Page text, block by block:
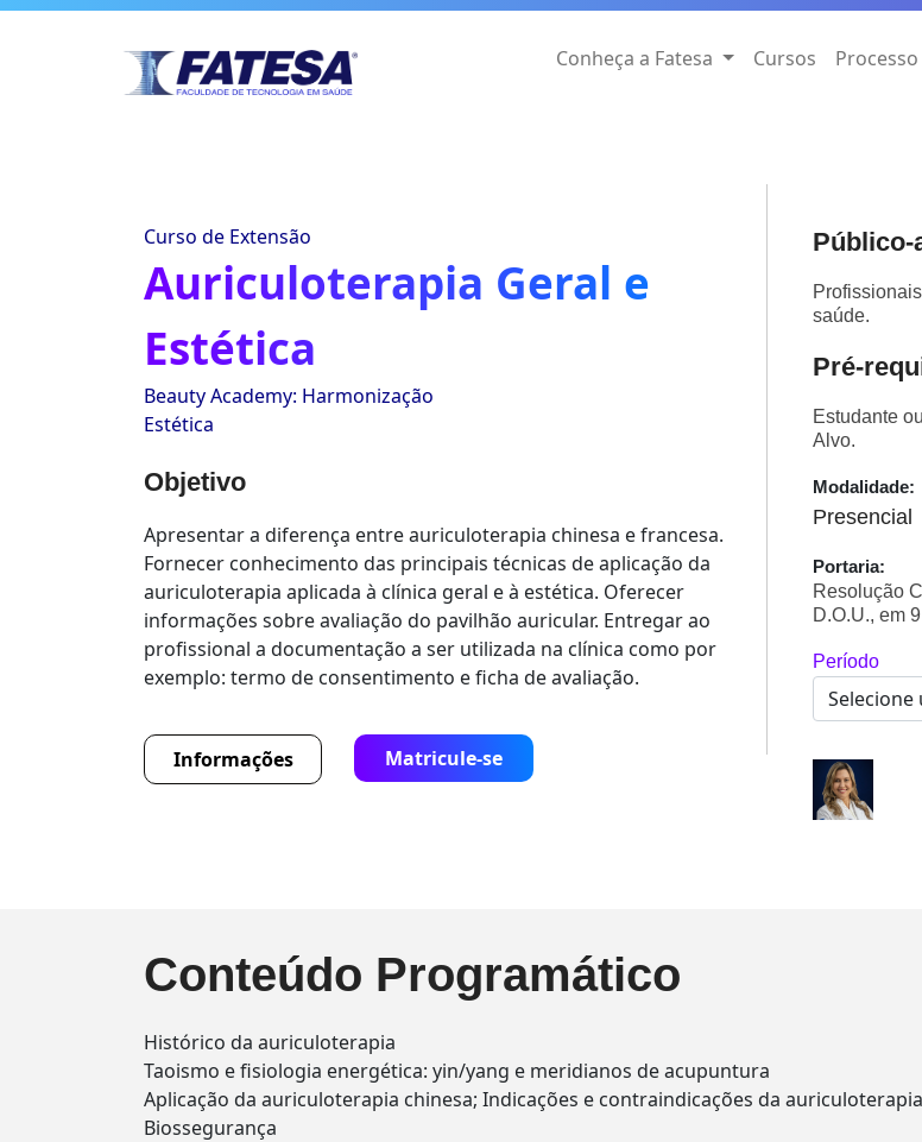
Conheça a Fatesa Cursos
Curso de Extensão
Auriculoterapia Geral e
Estética
Beauty Academy: Harmonização
Estética
Objetivo
Apresentar a diferença entre auriculoterapia chinesa e francesa.
Fornecer conhecimento das principais técnicas de aplicação da
auriculoterapia aplicada à clínica geral e à estética. Oferecer
informações sobre avaliação do pavilhão auricular. Entregar ao
profissional a documentação a ser utilizada na clínica como por
exemplo: termo de consentimento e ficha de avaliação.
Informações Matricule-se
Público-
saúde.
Pré-
Estudante
Alvo.
Modalidade:
Presencial
Portaria:
Resolução
D.O.U., em
Período
Conteúdo Programático
Histórico da auriculoterapia
Taoismo e fisiologia energética: yin/yang e meridianos de acupuntura
Aplicação da auriculoterapia chinesa; Indicações e contraindicações da auriculoterapia
Biossegurança